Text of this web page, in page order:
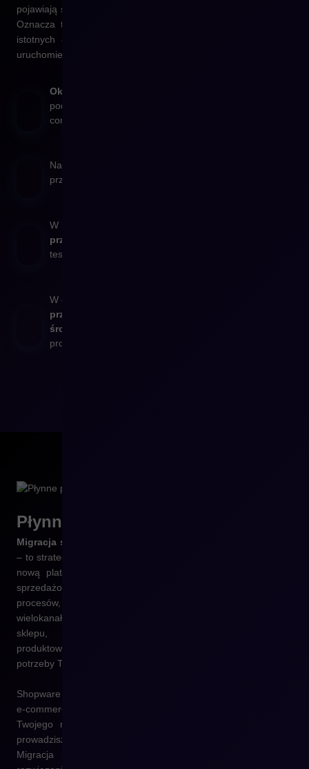
pojawiają się w większości realizowanych przez nas projektów.
Oznacza to konieczność zaplanowania i wykonania szeregu
istotnych czynności, które są niezbędne do funkcjonalnego
uruchomienia nowego sklepu internetowego.
Określamy zakres
podczas migracji danych do nowego systemu e-
commerce opartego o Shopware.
Następnie
przygotowywane do migracji na platformę Shopware.
W kolejnym etapie
przeprowadzamy migrację testową
testy akceptacyjne.
W ostatnim etapie
przeprowadzamy migracje danych do docelowego
środowiska
produkcyjnego.
Płynne przejście na
Migracja sklepu do Shopware
– to strategiczny krok w rozwoju Twojego e-commerce. Wraz z
nową platformą zyskujesz nie tylko nowoczesne narzędzie
sprzedażowe, ale także fundament pod dalszą digitalizację
procesów, automatyzację obsługi klienta i rozwój sprzedaży
wielokanałowej. To idealny moment, by odświeżyć wygląd
sklepu, poprawić użyteczność, uporządkować dane
produktowe i wdrożyć nowe funkcje odpowiadające na
potrzeby Twoich klientów.
Shopware to elastyczna, modułowa i przyszłościowa platforma
e-commerce, która pozwala na pełne dopasowanie sklepu do
Twojego modelu biznesowego – niezależnie od tego, czy
prowadzisz sprzedaż B2C, B2B, czy działasz w modelu D2C.
Migracja umożliwia odejście od ograniczeń poprzedniego